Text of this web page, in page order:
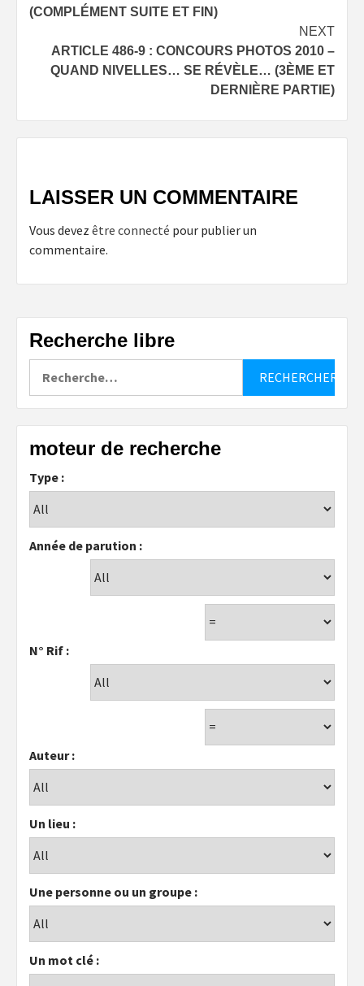
(COMPLÉMENT SUITE ET FIN)
NEXT
ARTICLE 486-9 : CONCOURS PHOTOS 2010 –
QUAND NIVELLES… SE RÉVÈLE… (3ÈME ET
DERNIÈRE PARTIE)
LAISSER UN COMMENTAIRE
Vous devez être connecté pour publier un
commentaire.
Recherche libre
moteur de recherche
Type :
Année de parution :
N° Rif :
Auteur :
Un lieu :
Une personne ou un groupe :
Un mot clé :